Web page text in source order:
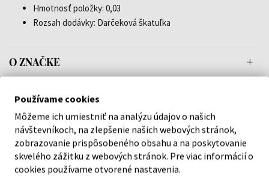
Hmotnosť položky: 0,03
Rozsah dodávky: Darčeková škatuľka
O ZNAČKE
Náš výber na mieru presne pre
vás
Používame cookies
Môžeme ich umiestniť na analýzu údajov o našich
návštevníkoch, na zlepšenie našich webových stránok,
zobrazovanie prispôsobeného obsahu a na poskytovanie
skvelého zážitku z webových stránok. Pre viac informácií o
cookies používame otvorené nastavenia.